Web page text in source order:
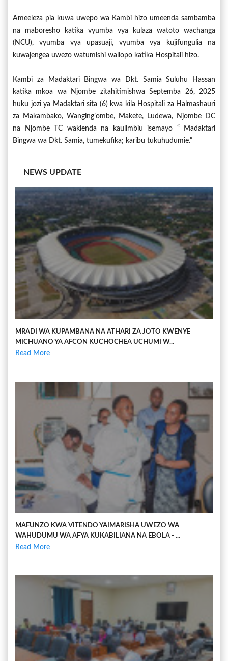
Ameeleza pia kuwa uwepo wa Kambi hizo umeenda sambamba
na maboresho katika vyumba vya kulaza watoto wachanga
(NCU), vyumba vya upasuaji, vyumba vya kujifungulia na
kuwajengea uwezo watumishi waliopo katika Hospitali hizo.
Kambi za Madaktari Bingwa wa Dkt. Samia Suluhu Hassan
katika mkoa wa Njombe zitahitimishwa Septemba 26, 2025
huku jozi ya Madaktari sita (6) kwa kila Hospitali za Halmashauri
za Makambako, Wanging’ombe, Makete, Ludewa, Njombe DC
na Njombe TC wakienda na kaulimbiu isemayo “ Madaktari
Bingwa wa Dkt. Samia, tumekufika; karibu tukuhudumie.”
NEWS UPDATE
MRADI WA KUPAMBANA NA ATHARI ZA JOTO KWENYE
MICHUANO YA AFCON KUCHOCHEA UCHUMI W...
Read More
MAFUNZO KWA VITENDO YAIMARISHA UWEZO WA
WAHUDUMU WA AFYA KUKABILIANA NA EBOLA - ...
Read More